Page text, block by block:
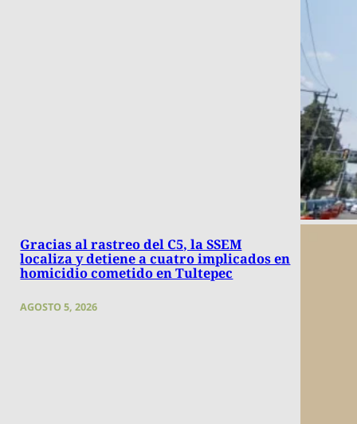
Gracias al rastreo del C5, la SSEM
localiza y detiene a cuatro implicados en
homicidio cometido en Tultepec
AGOSTO 5, 2026